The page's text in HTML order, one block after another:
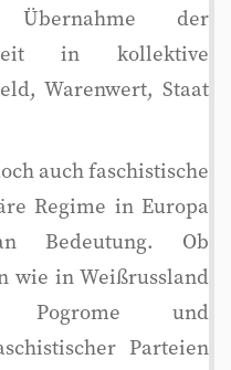
der
in kollektive
Warenwert, Staat
auch faschistische
Regime in Europa
Bedeutung. Ob
wie in Weißrussland
Pogrome und
Parteien